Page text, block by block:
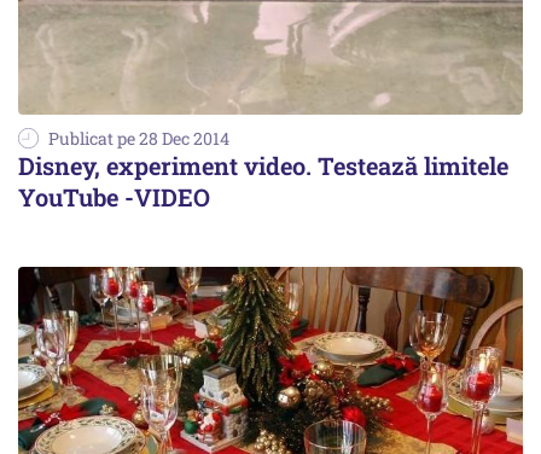
Publicat pe 28 Dec 2014
Disney, experiment video. Testează limitele
YouTube -VIDEO